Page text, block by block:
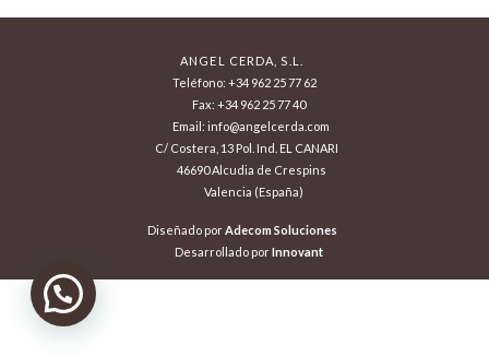
ANGEL CERDA, S.L.
Teléfono: +34 962 25 77 62
Fax: +34 962 25 77 40
Email: info@angelcerda.com
C/ Costera, 13 Pol. Ind. EL CANARI
46690 Alcudia de Crespins
Valencia (España)
Diseñado porAdecom Soluciones
Desarrollado porInnovant